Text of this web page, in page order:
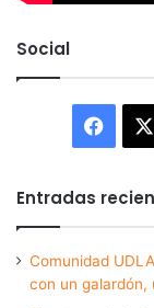
Social
Entradas
Comunidad
con un galardón,